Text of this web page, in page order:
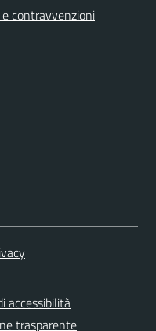
contravvenzioni
accessibilità
trasparente